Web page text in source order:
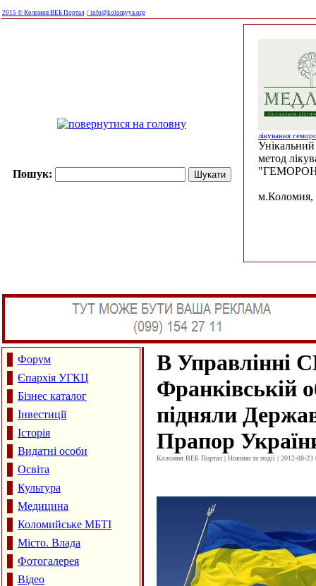
2015 © Коломия ВЕБ Портал / info@kolomyya.org
Пошук:
лікування
Унікальний
метод
м.Коломия,
Форум
Єпархія УГКЦ
Бізнес каталог
Інвестиції
Історія
Видатні особи
Освіта
Культура
Медицина
Коломийське МБТІ
Місто. Влада
Фотогалерея
Відео
В Управлінні
Франківській
підняли
Прапор
Коломия ВЕБ Портал | Новини та події | 2012-08-23